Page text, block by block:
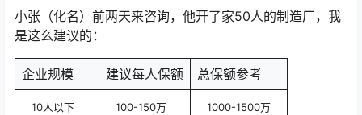
小张（化名）前两天来咨询，他开了家50人的制造厂，我
是这么建议的：
企业规模 建议每人保额 总保额参考
10人以下 100-150万 1000-1500万